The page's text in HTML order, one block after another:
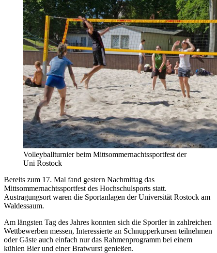
Volleyballturnier beim Mittsommernachtssportfest der
Uni Rostock
Bereits zum 17. Mal fand gestern Nachmittag das
Mittsommernachtssportfest des Hochschulsports statt.
Austragungsort waren die Sportanlagen der Universität Rostock am
Waldessaum.
Am längsten Tag des Jahres konnten sich die Sportler in zahlreichen
Wettbewerben messen, Interessierte an Schnupperkursen teilnehmen
oder Gäste auch einfach nur das Rahmenprogramm bei einem
kühlen Bier und einer Bratwurst genießen.